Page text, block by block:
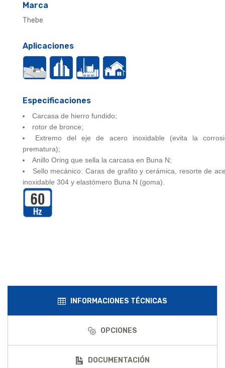
Marca
Thebe
Aplicaciones
Especificaciones
Carcasa de hierro fundido;
rotor de bronce;
Extremo del eje de acero inoxidable (evita la
prematura);
Anillo Oring que sella la carcasa en Buna N;
Sello mecánico: Caras de grafito y cerámica, resorte de
inoxidable 304 y elastómero Buna N (goma).
INFORMACIONES TÉCNICAS
OPCIONES
DOCUMENTACIÓN